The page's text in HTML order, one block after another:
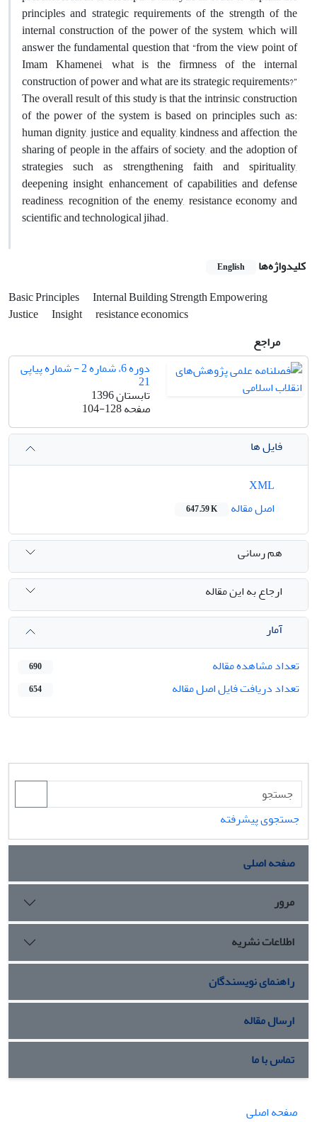
principles and strategic requirements of the strength of the
internal construction of the power of the system, which will
answer the fundamental question that “from the view point of
Imam Khamenei, what is the firmness of the internal
construction of power and what are its strategic requirements?”
The overall result of this study is that the intrinsic construction
of the power of the system is based on principles such as:
human dignity, justice and equality, kindness and affection, the
sharing of people in the affairs of society, and the adoption of
strategies such as strengthening faith and spirituality,
deepening insight, enhancement of capabilities and defense
readiness, recognition of the enemy, resistance economy and
scientific and technological jihad.
کلیدواژه‌ها English
Basic Principles
Internal Building Strength Empowering
Justice
Insight resistance economics
مراجع
دوره 6، شماره 2 - شماره پیاپی
21
تابستان 1396
صفحه104-128
فایل ها
اصل مقاله
647.59 K
هم رسانی
ارجاع به این مقاله
آمار
تعداد مشاهده مقاله
690
تعداد دریافت فایل اصل مقاله 654
جستجوی پیشرفته
صفحه اصلی
مرور
اطلاعات نشریه
راهنمای نویسندگان
ارسال مقاله
تماس با ما
صفحه اصلی